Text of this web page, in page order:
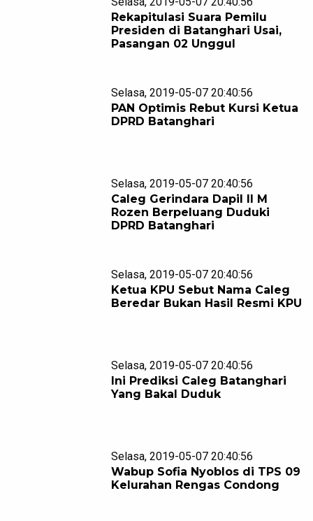
Rekapitulasi Suara Pemilu
Presiden di Batanghari Usai,
Pasangan 02 Unggul
Selasa, 2019-05-07 20:40:56
PAN Optimis Rebut Kursi Ketua
DPRD Batanghari
Selasa, 2019-05-07 20:40:56
Caleg Gerindara Dapil II M
Rozen Berpeluang Duduki
DPRD Batanghari
Selasa, 2019-05-07 20:40:56
Ketua KPU Sebut Nama Caleg
Beredar Bukan Hasil Resmi KPU
Selasa, 2019-05-07 20:40:56
Ini Prediksi Caleg Batanghari
Yang Bakal Duduk
Selasa, 2019-05-07 20:40:56
Wabup Sofia Nyoblos di TPS 09
Kelurahan Rengas Condong